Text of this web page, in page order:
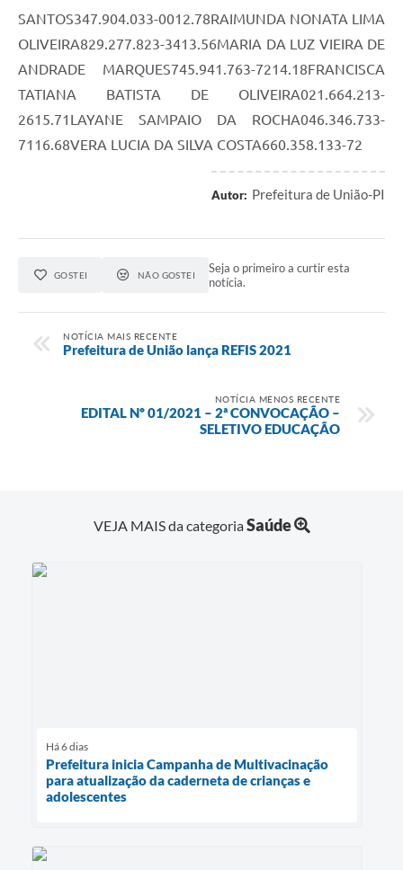
SANTOS347.904.033-0012.78RAIMUNDA NONATA LIMA
OLIVEIRA829.277.823-3413.56MARIA DA LUZ VIEIRA DE
ANDRADE MARQUES745.941.763-7214.18FRANCISCA
TATIANA BATISTA DE OLIVEIRA021.664.213-
2615.71LAYANE SAMPAIO DA ROCHA046.346.733-
7116.68VERA LUCIA DA SILVA COSTA660.358.133-72
Autor: Prefeitura de União-PI
GOSTEI NÃO GOSTEI
Seja o primeiro a curtir esta
notícia.
NOTÍCIA MAIS RECENTE
Prefeitura de União lança REFIS 2021
NOTÍCIA MENOS RECENTE
EDITAL Nº 01/2021 – 2ª CONVOCAÇÃO –
SELETIVO EDUCAÇÃO
VEJA MAIS da categoriaSaúde
Há 6 dias
Prefeitura inicia Campanha de Multivacinação
para atualização da caderneta de crianças e
adolescentes